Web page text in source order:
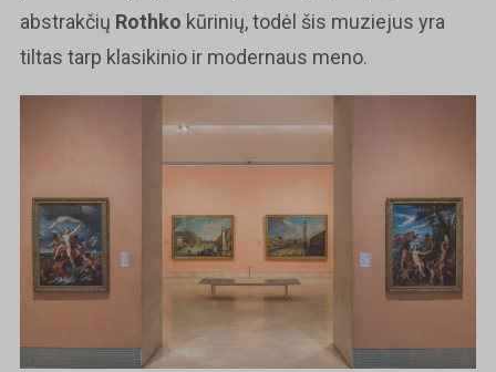
abstrakčių Rothko kūrinių, todėl šis muziejus yra
tiltas tarp klasikinio ir modernaus meno.